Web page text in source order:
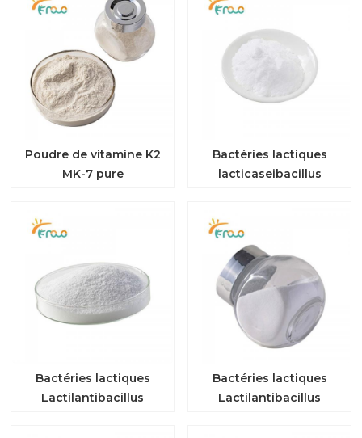
Poudre de vitamine K2
MK-7 pure
Bactéries lactiques
lacticaseibacillus
Bactéries lactiques
Lactilantibacillus
Bactéries lactiques
Lactilantibacillus